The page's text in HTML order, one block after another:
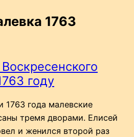
1763
году
1763 года малевские
тремя дворами. Елисей
и женился второй раз